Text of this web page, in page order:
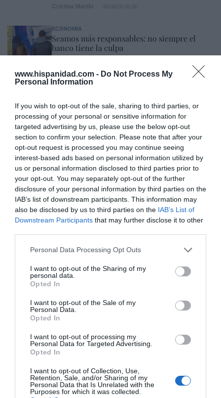
www.hispanidad.com - Do Not Process My
Personal Information
If you wish to opt-out of the sale, sharing to third parties, or
processing of your personal or sensitive information for
targeted advertising by us, please use the below opt-out
section to confirm your selection. Please note that after your
opt-out request is processed you may continue seeing
interest-based ads based on personal information utilized by
us or personal information disclosed to third parties prior to
your opt-out. You may separately opt-out of the further
disclosure of your personal information by third parties on the
IAB’s list of downstream participants. This information may
also be disclosed by us to third parties on the IAB’s List of
Downstream Participants that may further disclose it to other
Personal Data Processing Opt Outs
I want to opt-out of the Sharing of my
personal data.
Opted In
I want to opt-out of the Sale of my
Personal Data.
Opted In
I want to opt-out of processing my
Personal Data for Targeted Advertising.
Opted In
I want to opt-out of Collection, Use,
Retention, Sale, and/or Sharing of my
Personal Data that Is Unrelated with the
Purposes for which it was collected.
ECONOMÍA
Seamos más responsables: no siempre el
banco tiene la culpa
SOCIEDAD
Redacción 08/08/26 06:00
INTERNACIONAL
Colombia. La bancada provida impulsa una
reforma para incluir que el derecho a la vida
es inviolable “desde la fecundación”
José Ángel Gutiérrez 08/08/26 06:00
INTERNACIONAL
La bomba de Hiroshima no perseguía a
Occidente, la de Nagasaki sí: era la ciudad
católica del Japón
Eulogio López 08/08/26 06:00
La batalla no es solo “híbrida” ni
“biopolítica”, sino espiritual... y la ganará la
Virgen
Gabriel Galdón 08/08/26 06:00
SOCIEDAD
Eslovaquia no admite el gaymonio...
bendecido en otros miembros de la Unión
Europea
Eulogio López
Marcelo Gullo: “El trabajo de desmitificar la